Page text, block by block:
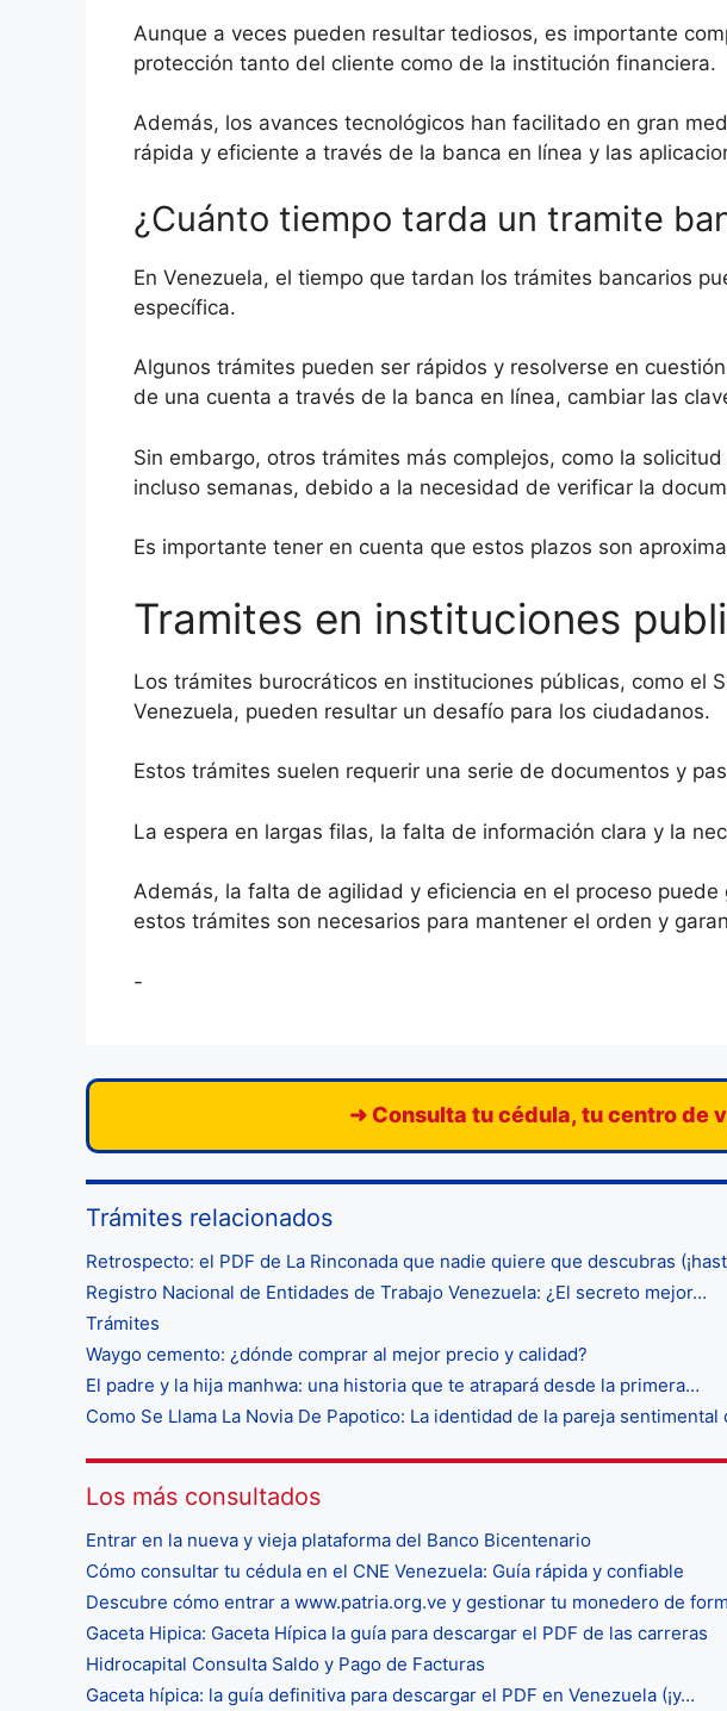
Aunque a veces pueden resultar tediosos, es importante
protección tanto del cliente como de la institución financiera.
Además, los avances tecnológicos han facilitado en gran
rápida y eficiente a través de la banca en línea y las
¿Cuánto tiempo tarda un tramite
En Venezuela, el tiempo que tardan los trámites bancarios
específica.
Algunos trámites pueden ser rápidos y resolverse en
de una cuenta a través de la banca en línea, cambiar las
Sin embargo, otros trámites más complejos, como la
incluso semanas, debido a la necesidad de verificar la
Es importante tener en cuenta que estos plazos son
Tramites en instituciones
Los trámites burocráticos en instituciones públicas, como el
Venezuela, pueden resultar un desafío para los ciudadanos.
Estos trámites suelen requerir una serie de documentos y
La espera en largas filas, la falta de información clara y la
Además, la falta de agilidad y eficiencia en el proceso
estos trámites son necesarios para mantener el orden y
-
➜ Consulta tu cédula, tu centro de
Trámites relacionados
Retrospecto: el PDF de La Rinconada que nadie quiere que descubras
Registro Nacional de Entidades de Trabajo Venezuela: ¿El secreto mejor…
Trámites
Waygo cemento: ¿dónde comprar al mejor precio y calidad?
El padre y la hija manhwa: una historia que te atrapará desde la primera…
Como Se Llama La Novia De Papotico: La identidad de la pareja sentimental
Los más consultados
Entrar en la nueva y vieja plataforma del Banco Bicentenario
Cómo consultar tu cédula en el CNE Venezuela: Guía rápida y confiable
Descubre cómo entrar a www.patria.org.ve y gestionar tu monedero de
Gaceta Hipica: Gaceta Hípica la guía para descargar el PDF de las carreras
Hidrocapital Consulta Saldo y Pago de Facturas
Gaceta hípica: la guía definitiva para descargar el PDF en Venezuela (¡y…